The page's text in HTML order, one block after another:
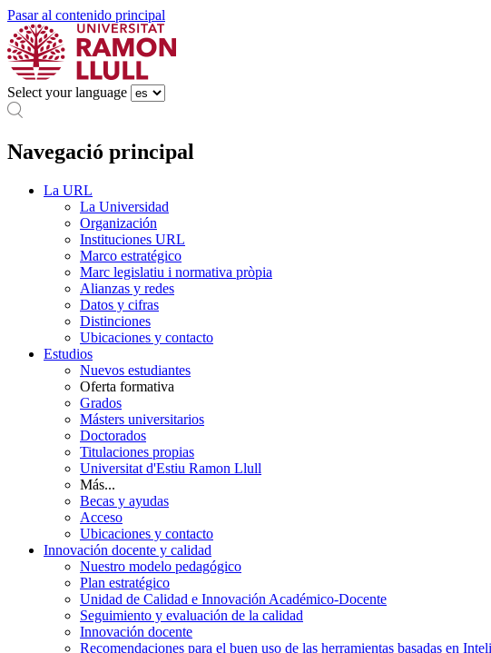
Pasar al contenido principal
Select your language
Navegació principal
La URL
La Universidad
Organización
Instituciones URL
Marco estratégico
Marc legislatiu i normativa pròpia
Alianzas y redes
Datos y cifras
Distinciones
Ubicaciones y contacto
Estudios
Nuevos estudiantes
Oferta formativa
Grados
Másters universitarios
Doctorados
Titulaciones propias
Universitat d'Estiu Ramon Llull
Más...
Becas y ayudas
Acceso
Ubicaciones y contacto
Innovación docente y calidad
Nuestro modelo pedagógico
Plan estratégico
Unidad de Calidad e Innovación Académico-Docente
Seguimiento y evaluación de la calidad
Innovación docente
Recomendaciones para el buen uso de las herramientas basadas en